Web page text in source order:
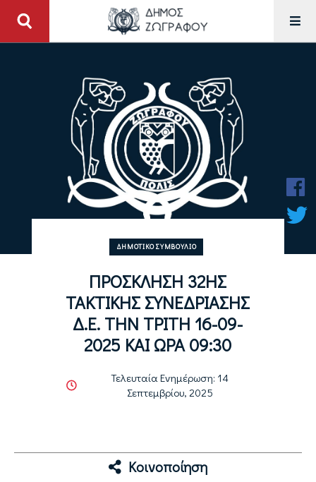
ΔΗΜΟΤΙΚΌ ΣΥΜΒΟΎΛΙΟ
ΠΡΟΣΚΛΗΣΗ 32ΗΣ
ΤΑΚΤΙΚΗΣ ΣΥΝΕΔΡΙΑΣΗΣ
Δ.Ε. ΤΗΝ ΤΡΙΤΗ 16-09-
2025 ΚΑΙ ΩΡΑ 09:30
Τελευταία Ενημέρωση: 14
Σεπτεμβρίου, 2025
Κοινοποίηση